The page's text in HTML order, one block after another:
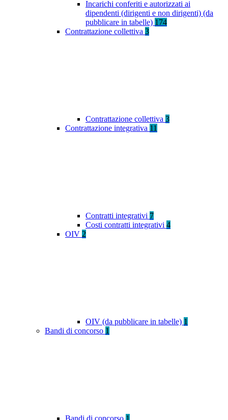
Incarichi conferiti e autorizzati ai
dipendenti (dirigenti e non dirigenti) (da
pubblicare in tabelle) 174
Contrattazione collettiva 3
Contrattazione collettiva 3
Contrattazione integrativa 11
Contratti integrativi 7
Costi contratti integrativi 4
OIV 2
OIV (da pubblicare in tabelle) 1
Bandi di concorso 1